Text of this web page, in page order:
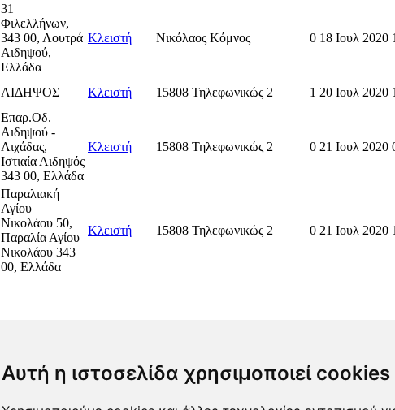
Αυτή η ιστοσελίδα χρησιμοποιεί cookies
31
Φιλελλήνων,
343 00, Λουτρά
Αιδηψού,
Ελλάδα
Κλειστή Νικόλαος Κόμνος 0 18 Ιουλ 2020
ΑΙΔΗΨΟΣ Κλειστή 15808 Τηλεφωνικώς 2 1 20 Ιουλ 2020
Επαρ.Οδ.
Αιδηψού -
Λιχάδας,
Ιστιαία Αιδηψός
343 00, Ελλάδα
Κλειστή 15808 Τηλεφωνικώς 2 0 21 Ιουλ 2020
Παραλιακή
Αγίου
Νικολάου 50,
Παραλία Αγίου
Νικολάου 343
00, Ελλάδα
Κλειστή 15808 Τηλεφωνικώς 2 0 21 Ιουλ 2020